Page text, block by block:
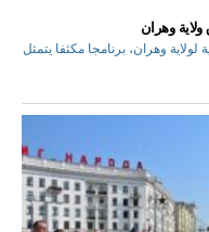
ولاية وهران
لولاية وهران، برنامجا مكثفا يتمثل